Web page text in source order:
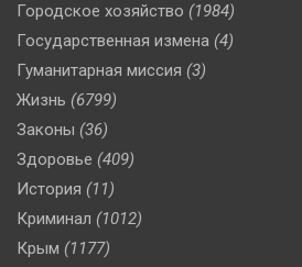
Городское хозяйство (1984)
Государственная измена (4)
Гуманитарная миссия (3)
Жизнь (6799)
Законы (36)
Здоровье (409)
История (11)
Криминал (1012)
Крым (1177)